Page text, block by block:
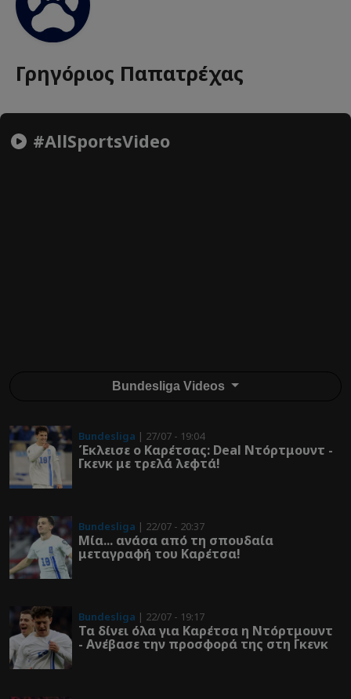
Γρηγόριος Παπατρέχας
#AllSportsVideo
Bundesliga Videos
Bundesliga | 27/07 - 19:04
Έκλεισε ο Καρέτσας: Deal Ντόρτμουντ -
Γκενκ με τρελά λεφτά!
Bundesliga | 22/07 - 20:37
Μία... ανάσα από τη σπουδαία
μεταγραφή του Καρέτσα!
Bundesliga | 22/07 - 19:17
Τα δίνει όλα για Καρέτσα η Ντόρτμουντ
- Ανέβασε την προσφορά της στη Γκενκ